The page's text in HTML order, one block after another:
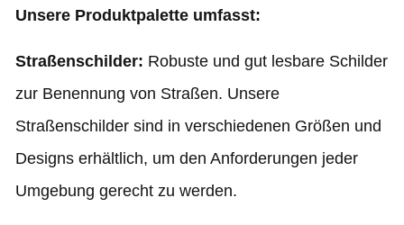
Unsere Produktpalette umfasst:
Straßenschilder: Robuste und gut lesbare Schilder
zur Benennung von Straßen. Unsere
Straßenschilder sind in verschiedenen Größen und
Designs erhältlich, um den Anforderungen jeder
Umgebung gerecht zu werden.